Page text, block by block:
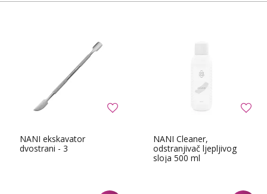
NANI ekskavator
dvostrani - 3
NANI Cleaner,
odstranjivač ljepljivog
sloja 500 ml